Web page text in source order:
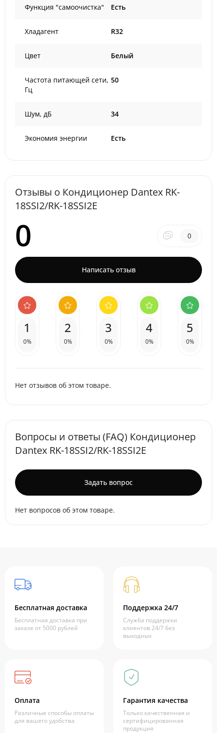
Функция "самоочистка" Есть
Хладагент R32
Цвет Белый
Частота питающей сети,
Гц
50
Шум, дБ 34
Экономия энергии Есть
Отзывы о Кондиционер Dantex RK-
18SSI2/RK-18SSI2E
0 0
Написать отзыв
1
0%
2
0%
3
0%
4
0%
5
0%
Нет отзывов об этом товаре.
Вопросы и ответы (FAQ) Кондиционер
Dantex RK-18SSI2/RK-18SSI2E
Задать вопрос
Нет вопросов об этом товаре.
Бесплатная доставка
Бесплатная доставка при
заказе от 5000 рублей
Поддержка 24/7
Служба поддержки
клиентов 24/7 без
выходных
Оплата
Различные способы оплаты
для вашего удобства
Гарантия качества
Только качественная и
сертифицированная
продукция